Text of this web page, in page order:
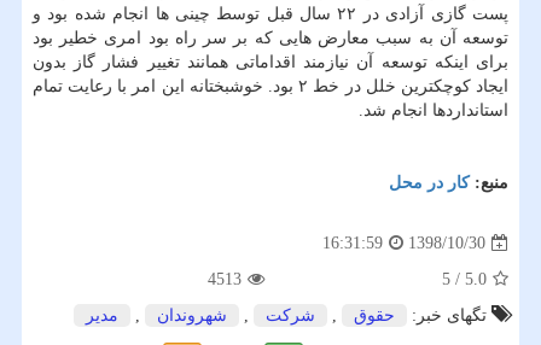
پست گازی آزادی در ۲۲ سال قبل توسط چینی ها انجام شده بود و
توسعه آن به سبب معارض هایی كه بر سر راه بود امری خطیر بود
برای اینكه توسعه آن نیازمند اقداماتی همانند تغییر فشار گاز بدون
ایجاد كوچكترین خلل در خط ۲ بود. خوشبختانه این امر با رعایت تمام
استانداردها انجام شد.
منبع:كار در محل
1398/10/30
16:31:59
5.0
/
5
4513
تگهای خبر:
حقوق , شركت , شهروندان , مدیر